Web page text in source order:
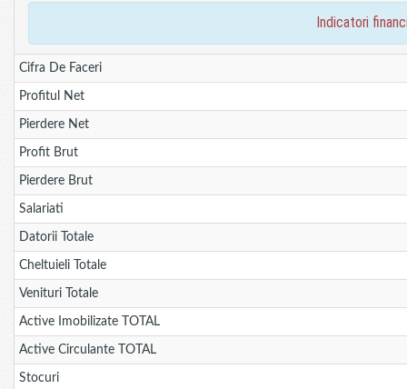
indicatori
Cifra De Faceri
Profitul Net
Pierdere Net
Profit Brut
Pierdere Brut
Salariati
Datorii Totale
Cheltuieli Totale
Venituri Totale
Active Imobilizate TOTAL
Active Circulante TOTAL
Stocuri